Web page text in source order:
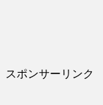
スポンサーリンク